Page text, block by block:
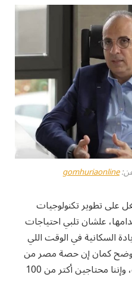
عن:gomhuriaonline
على تطوير تكنولوجيات
علشان تلبي احتياجات
السكانية في الوقت اللي
وضح كمان إن حصة مصر من
المياه حوالي 55 مليار متر مكعب، وإننا محتاجين أكتر من 100